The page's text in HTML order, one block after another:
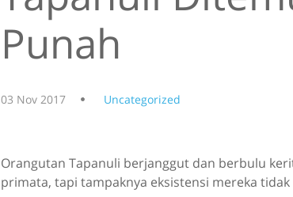
Punah
03 Nov 2017 Uncategorized
Orangutan Tapanuli berjanggut dan berbulu
primata, tapi tampaknya eksistensi mereka tidak